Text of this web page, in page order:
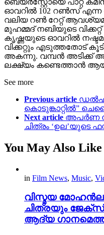
ഓവറിൽ 102 റൺസ്
വലിയ റൺ റേറ്റ്
മുഹമ്മദ് നബിയുടെ
കൃഷ്ണയുടെ ഓവറിൽ
വിക്കറ്റും എടുത്തതോട്
അകന്നു. വമ്പൻ അടിക്ക്
ലക്ഷ്യം കണ്ടെത്താൻ
See more
Previous article
കൊടുങ്കാറ്റിൽ”
Next article അപർണ
ചിത്രം ‘ഉല’യുടെ
You May Also Like
in Film News, Music,
വിസ്മയ
ചിത്രയും ജേക്സ്
ആദ്യ